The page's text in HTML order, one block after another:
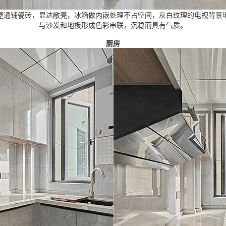
通铺瓷砖，显达敞亮，冰箱做内嵌处理不占空间，灰白纹理的电视背景
与沙发和地板形成色彩串联，沉稳而具有气质。
厨房